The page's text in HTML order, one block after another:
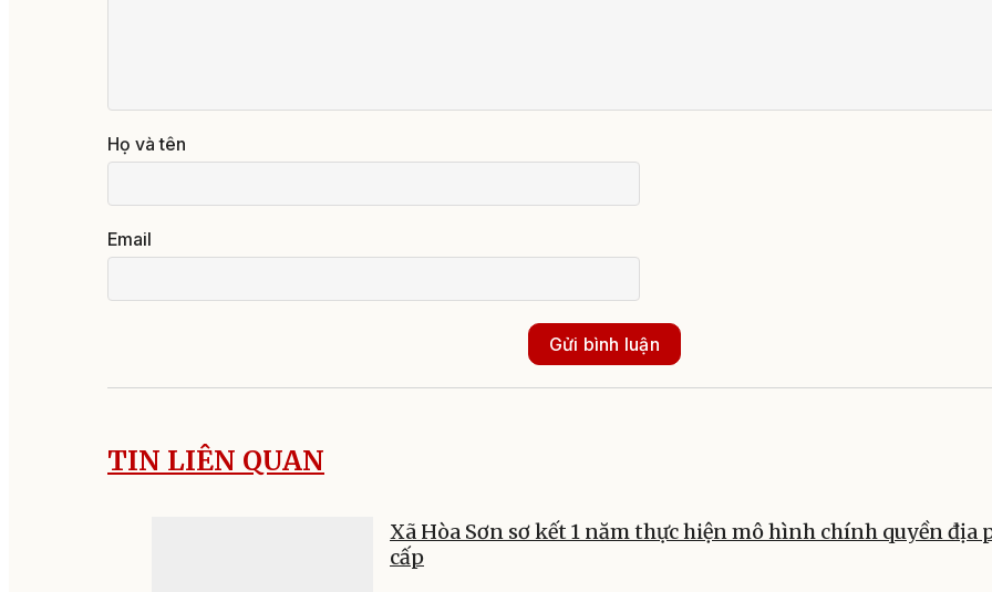
Họ và tên
Email
Gửi bình luận
TIN LIÊN QUAN
Xã Hòa Sơn sơ kết 1 năm thực hiện mô hình chính quyền địa
cấp